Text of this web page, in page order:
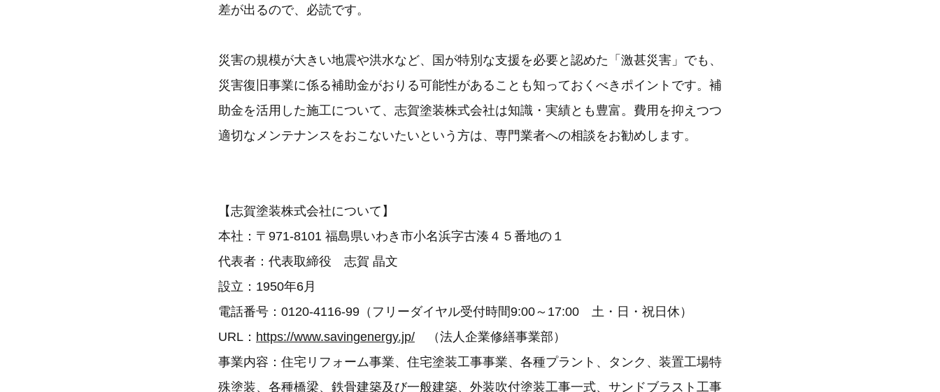
差が出るので、必読です。
災害の規模が大きい地震や洪水など、国が特別な支援を必要と認めた「激甚災害」でも、
災害復旧事業に係る補助金がおりる可能性があることも知っておくべきポイントです。補
助金を活用した施工について、志賀塗装株式会社は知識・実績とも豊富。費用を抑えつつ
適切なメンテナンスをおこないたいという方は、専門業者への相談をお勧めします。
【志賀塗装株式会社について】
本社：〒971-8101 福島県いわき市小名浜字古湊４５番地の１
代表者：代表取締役 志賀 晶文
設立：1950年6月
電話番号：0120-4116-99（フリーダイヤル受付時間9:00～17:00 土・日・祝日休）
URL： https://www.savingenergy.jp/ （法人企業修繕事業部）
事業内容：住宅リフォーム事業、住宅塗装工事事業、各種プラント、タンク、装置工場特
殊塗装、各種橋梁、鉄骨建築及び一般建築、外装吹付塗装工事一式、サンドブラスト工事